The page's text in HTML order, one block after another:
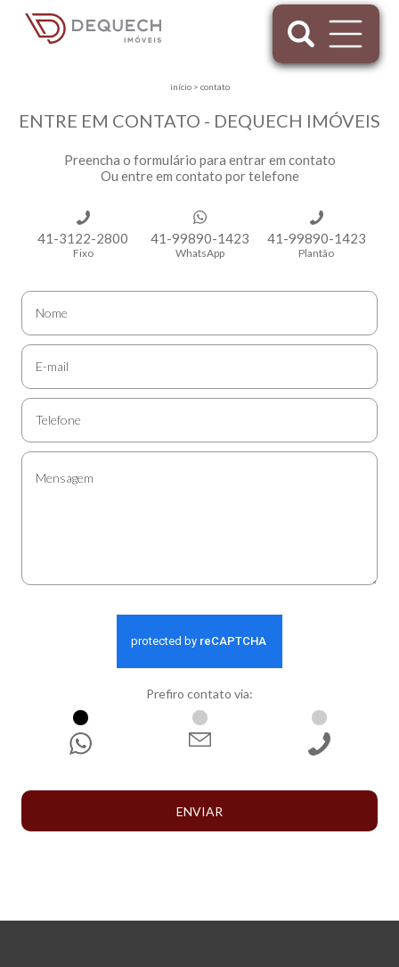
início> contato
ENTRE EM CONTATO - DEQUECH IMÓVEIS
Preencha o formulário para entrar em contato
Ou entre em contato por telefone
41-3122-2800
Fixo
41-99890-1423
WhatsApp
41-99890-1423
Plantão
Prefiro contato via:
ENVIAR